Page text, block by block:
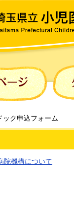
療センター
ック申込フォーム
院機構について